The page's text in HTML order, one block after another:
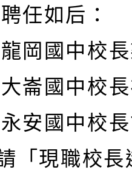
任如后：
岡國中校
崙國中校
安國中校
「現職校長